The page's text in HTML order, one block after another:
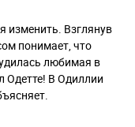
изменить. Взглянув
понимает, что
любимая в
Одетте! В Одиллии